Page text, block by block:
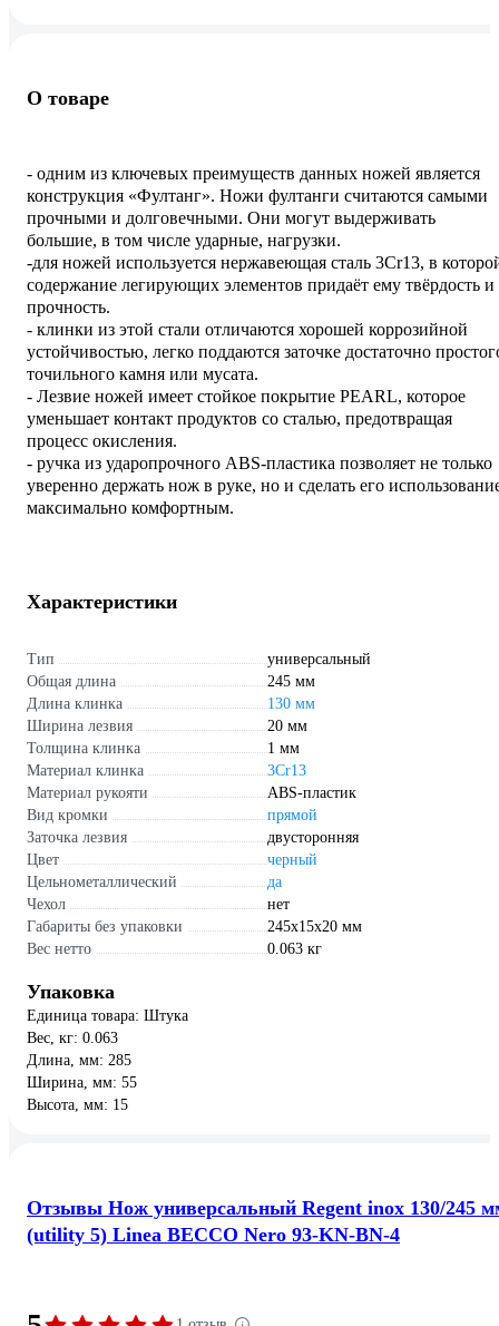
О товаре
- одним из ключевых преимуществ данных ножей является
конструкция «Фултанг». Ножи фултанги считаются самыми
прочными и долговечными. Они могут выдерживать
большие, в том числе ударные, нагрузки.
-для ножей используется нержавеющая сталь 3Cr13, в
содержание легирующих элементов придаёт ему твёрдость и
прочность.
- клинки из этой стали отличаются хорошей коррозийной
устойчивостью, легко поддаются заточке достаточно
точильного камня или мусата.
- Лезвие ножей имеет стойкое покрытие PEARL, которое
уменьшает контакт продуктов со сталью, предотвращая
процесс окисления.
- ручка из ударопрочного ABS-пластика позволяет не только
уверенно держать нож в руке, но и сделать его
максимально комфортным.
Характеристики
Тип
универсальный
Общая длина
245 мм
Длина клинка
130 мм
Ширина лезвия
20 мм
Толщина клинка
1 мм
Материал клинка
3Cr13
Материал рукояти
ABS-пластик
Вид кромки
прямой
Заточка лезвия
двусторонняя
Цвет
черный
Цельнометаллический
да
Чехол
нет
Габариты без упаковки
245х15х20 мм
Вес нетто
0.063 кг
Упаковка
Единица товара: Штука
Вес, кг: 0.063
Длина, мм: 285
Ширина, мм: 55
Высота, мм: 15
Отзывы Нож универсальный Regent inox 130/245
(utility 5) Linea BECCO Nero 93-KN-BN-4